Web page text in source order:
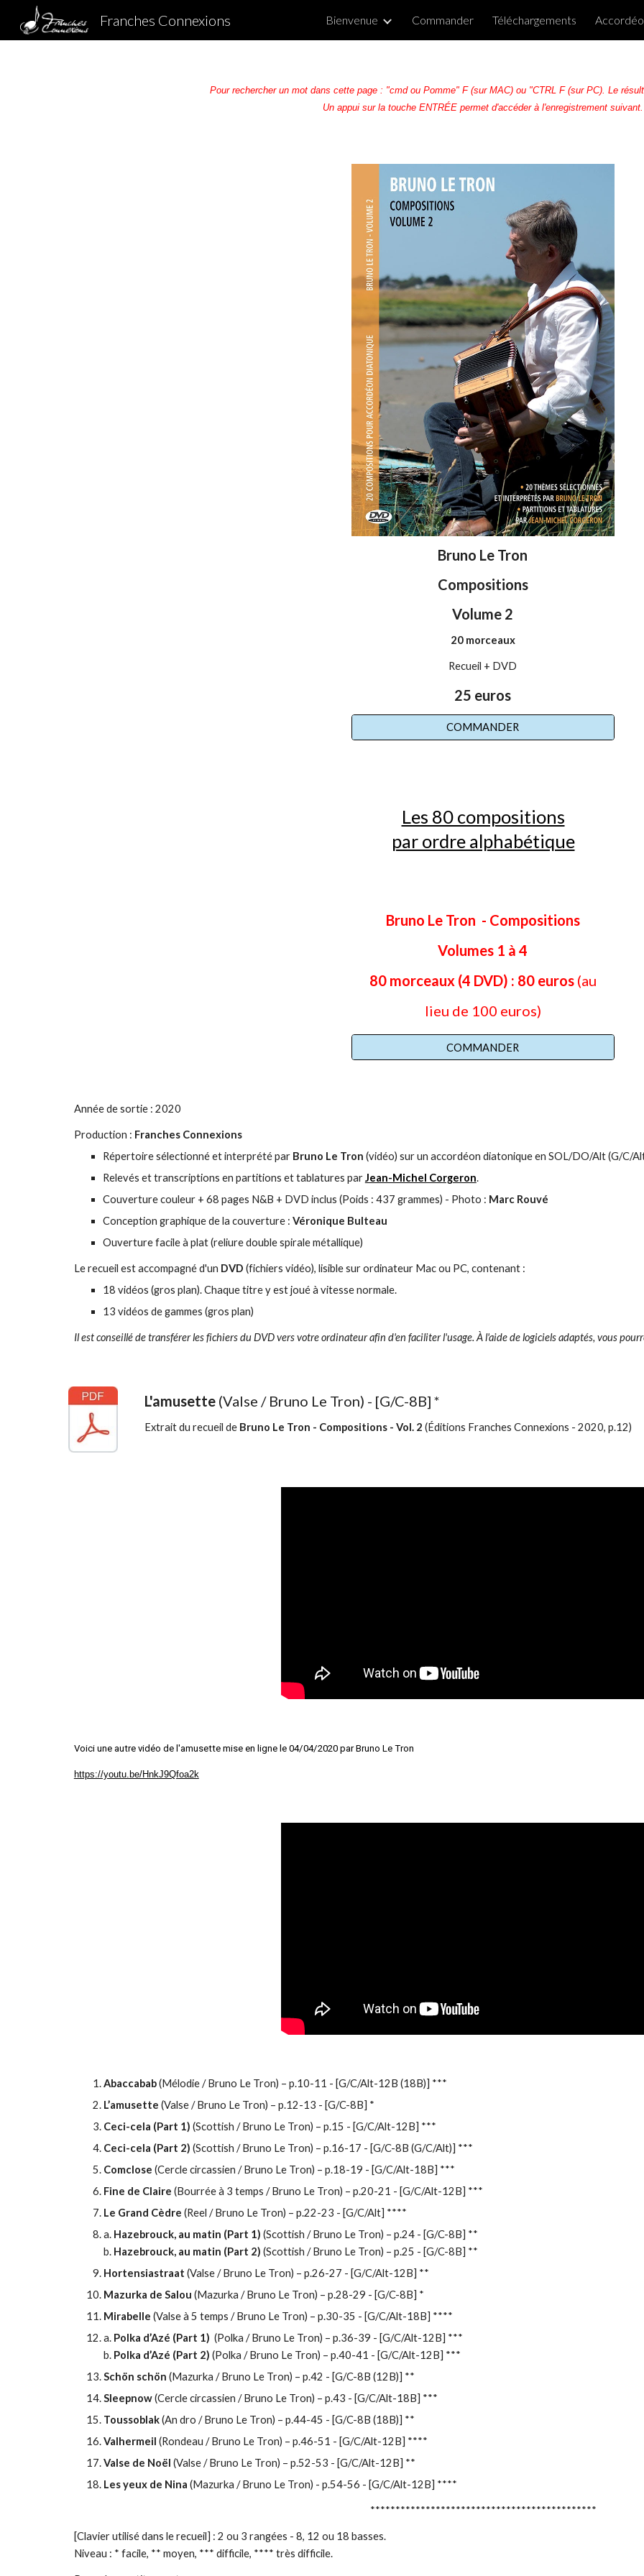
Skip to main content Skip to
Franches Connexions Bienvenue Commander Téléchargements
Pour rechercher un mot dans cette page : "cmd ou Pomme" F (sur MAC) ou "CTRL F (sur PC). Le
Un appui sur la touche ENTRÉE permet d'accéder à l'enregistrement suivant.
Bruno Le Tron
Compositions
Volume 2
20 morceaux
Recueil + DVD
25 euros
COMMANDER
Les 80 compositions
par ordre alphabétique
Bruno Le Tron - Compositions
Volumes 1 à 4
80 morceaux (4 DVD) : 80 euros (au
lieu de 100 euros)
COMMANDER
Année de sortie : 2020
Production : Franches Connexions
Répertoire sélectionné et interprété par Bruno Le Tron (vidéo) sur un accordéon diatonique en SOL/DO/Alt (G/C/
Relevés et transcriptions en partitions et tablatures parJean-Michel Corgeron.
Couverture couleur + 68 pages N&B + DVD inclus (Poids : 437 grammes) - Photo : Marc Rouvé
Conception graphique de la couverture : Véronique Bulteau
Ouverture facile à plat (reliure double spirale métallique)
Le recueil est accompagné d'un DVD (fichiers vidéo), lisible sur ordinateur Mac ou PC, contenant :
18 vidéos (gros plan). Chaque titre y est joué à vitesse normale.
13 vidéos de gammes (gros plan)
Il est conseillé de transférer les fichiers du DVD vers votre ordinateur afin d'en faciliter l'usage. À l'aide de logiciels adaptés, vous
L'amusette (Valse / Bruno Le Tron) - [G/C-8B] *
Extrait du recueil de Bruno Le Tron - Compositions - Vol. 2 (Éditions Franches Connexions - 2020, p.12)
Voici une autre vidéo de l'amusette mise en ligne le 04/04/2020 par Bruno Le Tron
https://youtu.be/HnkJ9Qfoa2k
Abaccabab(Mélodie / Bruno Le Tron) – p.10-11 - [G/C/Alt-12B (18B)] ***
L’amusette (Valse / Bruno Le Tron) – p.12-13 - [G/C-8B] *
Ceci-cela (Part 1) (Scottish / Bruno Le Tron) – p.15 - [G/C/Alt-12B] ***
Ceci-cela (Part 2) (Scottish / Bruno Le Tron) – p.16-17 - [G/C-8B (G/C/Alt)] ***
Comclose (Cercle circassien / Bruno Le Tron) – p.18-19 - [G/C/Alt-18B] ***
Fine de Claire (Bourrée à 3 temps / Bruno Le Tron) – p.20-21 - [G/C/Alt-12B] ***
Le Grand Cèdre (Reel / Bruno Le Tron) – p.22-23 - [G/C/Alt] ****
a. Hazebrouck, au matin (Part 1) (Scottish / Bruno Le Tron) – p.24 - [G/C-8B] **
b. Hazebrouck, au matin (Part 2) (Scottish / Bruno Le Tron) – p.25 - [G/C-8B] **
Hortensiastraat (Valse / Bruno Le Tron) – p.26-27 - [G/C/Alt-12B] **
Mazurka de Salou (Mazurka / Bruno Le Tron) – p.28-29 - [G/C-8B] *
Mirabelle (Valse à 5 temps / Bruno Le Tron) – p.30-35 - [G/C/Alt-18B] ****
a. Polka d’Azé (Part 1) (Polka / Bruno Le Tron) – p.36-39 - [G/C/Alt-12B] ***
b. Polka d’Azé (Part 2) (Polka / Bruno Le Tron) – p.40-41 - [G/C/Alt-12B] ***
Schön schön (Mazurka / Bruno Le Tron) – p.42 - [G/C-8B (12B)] **
Sleepnow(Cercle circassien / Bruno Le Tron) – p.43 - [G/C/Alt-18B] ***
Toussoblak(An dro / Bruno Le Tron) – p.44-45 - [G/C-8B (18B)] **
Valhermeil (Rondeau / Bruno Le Tron) – p.46-51 - [G/C/Alt-12B] ****
Valse de Noël (Valse / Bruno Le Tron) – p.52-53 - [G/C/Alt-12B] **
Les yeux de Nina (Mazurka / Bruno Le Tron) - p.54-56 - [G/C/Alt-12B] ****
*********************************************
[Clavier utilisé dans le recueil] : 2 ou 3 rangées - 8, 12 ou 18 basses.
Niveau : * facile, ** moyen, *** difficile, **** très difficile.